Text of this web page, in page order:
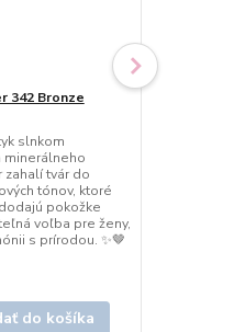
342 Bronze
slnkom
minerálneho
zahalí tvár do
tónov, ktoré
pokožke
voľba pre ženy,
s prírodou. ✨🤎
do košíka